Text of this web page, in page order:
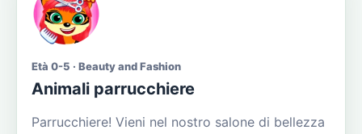
Età 0-5 · Beauty and Fashion
Animali parrucchiere
Parrucchiere! Vieni nel nostro salone di bellezza